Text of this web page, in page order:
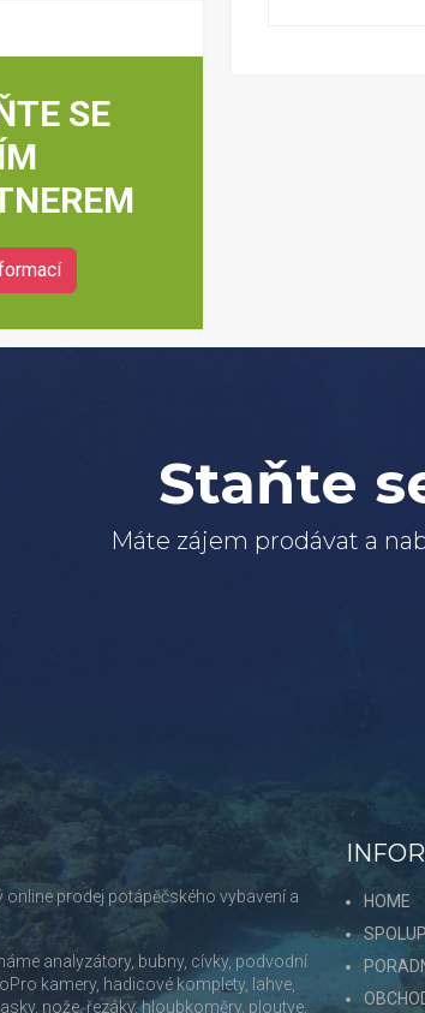
SE
Staňte
Máte zájem prodávat a
online prodej potápěčského vybavení a
analyzátory, bubny, cívky, podvodní
kamery, hadicové komplety, lahve,
nože, řezáky, hloubkoměry, ploutve,
HOME